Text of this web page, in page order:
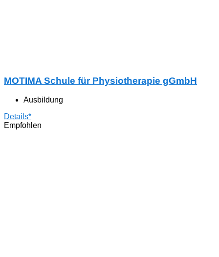
MOTIMA Schule für Physiotherapie gGmbH
Ausbildung
Details*
Empfohlen